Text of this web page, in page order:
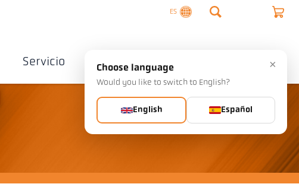
ES
Servicio Empresa Contactos ×
Choose language
Would you like to switch to English?
English Español